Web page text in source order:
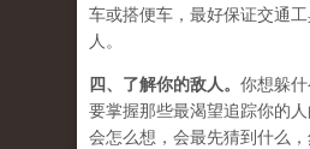
车或搭便车，最好保证交通
人。
四、 了解你的敌人。 你想躲
要掌握那些最渴望追踪你的
会怎么想，会最先猜到什么